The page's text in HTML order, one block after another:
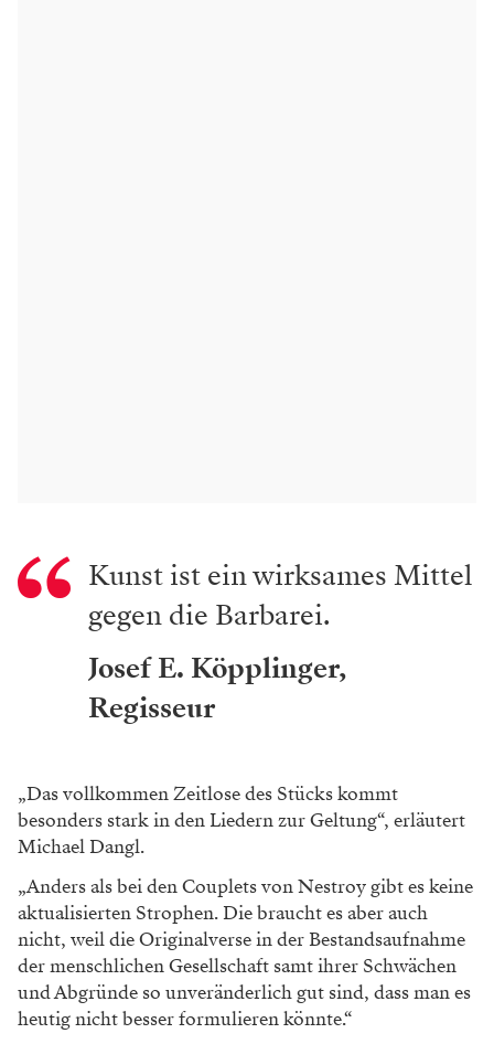
Kunst ist ein wirksames Mittel
gegen die Barbarei.
Josef E. Köpplinger,
Regisseur
„Das vollkommen Zeitlose des Stücks kommt
besonders stark in den Liedern zur Geltung“, erläutert
Michael Dangl.
„Anders als bei den Couplets von Nestroy gibt es keine
aktualisierten Strophen. Die braucht es aber auch
nicht, weil die Originalverse in der Bestandsaufnahme
der menschlichen Gesellschaft samt ihrer Schwächen
und Abgründe so unveränderlich gut sind, dass man es
heutig nicht besser formulieren könnte.“